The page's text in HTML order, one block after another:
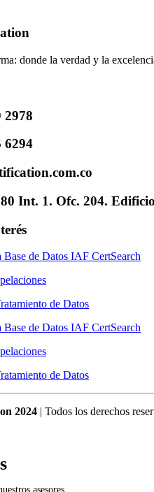
donde la verdad y la
2978
6294
Int. 1. Ofc. 204.
Base de Datos IAF CertSearch
de Datos
Base de Datos IAF CertSearch
de Datos
2024 | Todos los derechos
asesores.